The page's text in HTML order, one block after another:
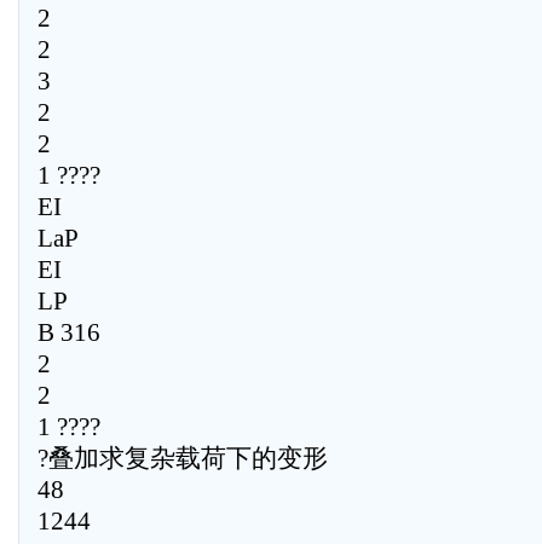
2
2
3
2
2
1 ????
EI
LaP
EI
LP
B 316
2
2
1 ????
?叠加求复杂载荷下的变形
48
1244